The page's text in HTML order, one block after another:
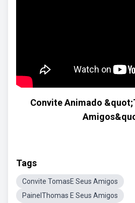
Convite Animado
Tags
Convite TomasE Seus Amigos
PainelThomas E Seus Amigos